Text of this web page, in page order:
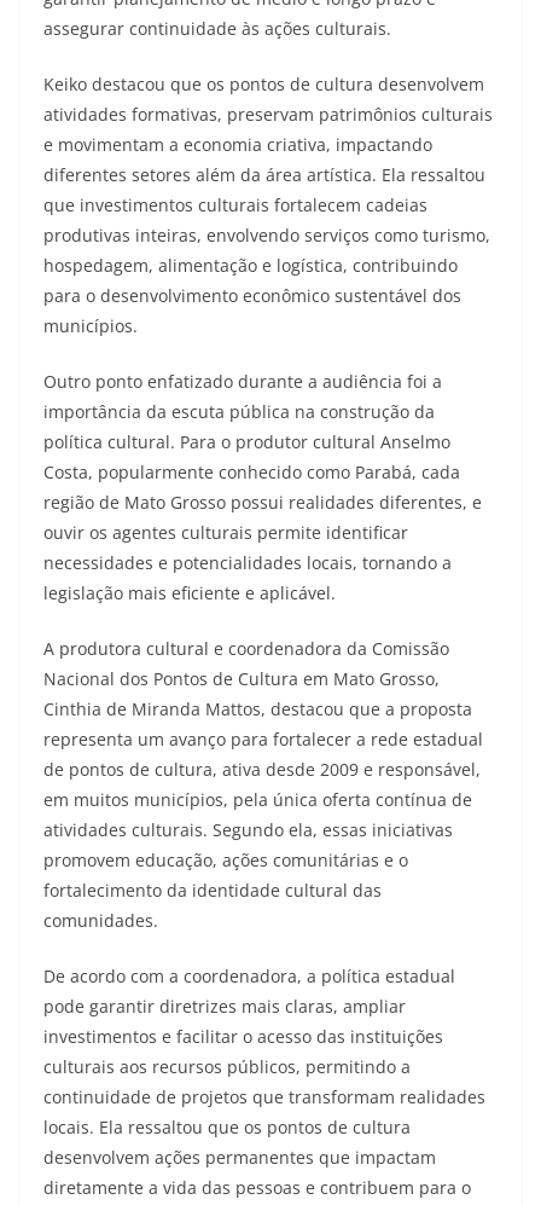
assegurar continuidade às ações culturais.
Keiko destacou que os pontos de cultura desenvolvem
atividades formativas, preservam patrimônios culturais
e movimentam a economia criativa, impactando
diferentes setores além da área artística. Ela ressaltou
que investimentos culturais fortalecem cadeias
produtivas inteiras, envolvendo serviços como turismo,
hospedagem, alimentação e logística, contribuindo
para o desenvolvimento econômico sustentável dos
municípios.
Outro ponto enfatizado durante a audiência foi a
importância da escuta pública na construção da
política cultural. Para o produtor cultural Anselmo
Costa, popularmente conhecido como Parabá, cada
região de Mato Grosso possui realidades diferentes, e
ouvir os agentes culturais permite identificar
necessidades e potencialidades locais, tornando a
legislação mais eficiente e aplicável.
A produtora cultural e coordenadora da Comissão
Nacional dos Pontos de Cultura em Mato Grosso,
Cinthia de Miranda Mattos, destacou que a proposta
representa um avanço para fortalecer a rede estadual
de pontos de cultura, ativa desde 2009 e responsável,
em muitos municípios, pela única oferta contínua de
atividades culturais. Segundo ela, essas iniciativas
promovem educação, ações comunitárias e o
fortalecimento da identidade cultural das
comunidades.
De acordo com a coordenadora, a política estadual
pode garantir diretrizes mais claras, ampliar
investimentos e facilitar o acesso das instituições
culturais aos recursos públicos, permitindo a
continuidade de projetos que transformam realidades
locais. Ela ressaltou que os pontos de cultura
desenvolvem ações permanentes que impactam
diretamente a vida das pessoas e contribuem para o